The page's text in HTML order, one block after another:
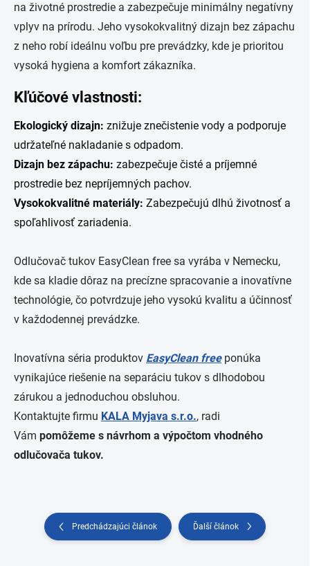
na životné prostredie a zabezpečuje minimálny negatívny
vplyv na prírodu. Jeho vysokokvalitný dizajn bez zápachu
z neho robí ideálnu voľbu pre prevádzky, kde je prioritou
vysoká hygiena a komfort zákazníka.
Kľúčové vlastnosti:
Ekologický dizajn: znižuje znečistenie vody a podporuje
udržateľné nakladanie s odpadom.
Dizajn bez zápachu: zabezpečuje čisté a príjemné
prostredie bez nepríjemných pachov.
Vysokokvalitné materiály: Zabezpečujú dlhú životnosť a
spoľahlivosť zariadenia.
Odlučovač tukov EasyClean free sa vyrába v Nemecku,
kde sa kladie dôraz na precízne spracovanie a inovatívne
technológie, čo potvrdzuje jeho vysokú kvalitu a účinnosť
v každodennej prevádzke.
Inovatívna séria produktov EasyClean freeponúka
vynikajúce riešenie na separáciu tukov s dlhodobou
zárukou a jednoduchou obsluhou.
Kontaktujte firmu KALA Myjava s.r.o., radi
Vám pomôžeme s návrhom a výpočtom vhodného
odlučovača tukov.
Predchádzajúci článok Ďalší článok